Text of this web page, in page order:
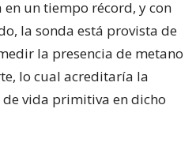
un tiempo récord, y con
la sonda está provista de
la presencia de metano
lo cual acreditaría la
vida primitiva en dicho